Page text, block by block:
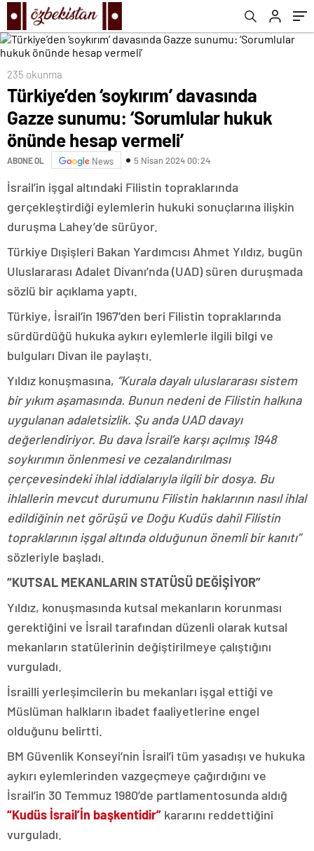
vermeli’
235 okunma
Türkiye’den ‘soykırım’ davasında
Gazze sunumu: ‘Sorumlular hukuk
önünde hesap vermeli’
ABONE OL News 5 Nisan 2024 00:24
İsrail’in işgal altındaki Filistin topraklarında
gerçekleştirdiği eylemlerin hukuki sonuçlarına ilişkin
duruşma Lahey’de sürüyor.
Türkiye Dışişleri Bakan Yardımcısı Ahmet Yıldız, bugün
Uluslararası Adalet Divanı’nda (UAD) süren duruşmada
sözlü bir açıklama yaptı.
Türkiye, İsrail’in 1967’den beri Filistin topraklarında
sürdürdüğü hukuka aykırı eylemlerle ilgili bilgi ve
bulguları Divan ile paylaştı.
Yıldız konuşmasına, “Kurala dayalı uluslararası sistem
bir yıkım aşamasında. Bunun nedeni de Filistin halkına
uygulanan adaletsizlik. Şu anda UAD davayı
değerlendiriyor. Bu dava İsrail’e karşı açılmış 1948
soykırımın önlenmesi ve cezalandırılması
çerçevesindeki ihlal iddialarıyla ilgili bir dosya. Bu
ihlallerin mevcut durumunu Filistin haklarının nasıl ihlal
edildiğinin net görüşü ve Doğu Kudüs dahil Filistin
topraklarının işgal altında olduğunun önemli bir kanıtı”
sözleriyle başladı.
“KUTSAL MEKANLARIN STATÜSÜ DEĞİŞİYOR”
Yıldız, konuşmasında kutsal mekanların korunması
gerektiğini ve İsrail tarafından düzenli olarak kutsal
mekanların statülerinin değiştirilmeye çalıştığını
vurguladı.
İsrailli yerleşimcilerin bu mekanları işgal ettiği ve
Müslüman halkların ibadet faaliyetlerine engel
olduğunu belirtti.
BM Güvenlik Konseyi’nin İsrail’i tüm yasadışı ve hukuka
aykırı eylemlerinden vazgeçmeye çağırdığını ve
İsrail’in 30 Temmuz 1980’de partlamentosunda aldığ
“Kudüs İsrail’İn başkentidir” kararını reddettiğini
vurguladı.